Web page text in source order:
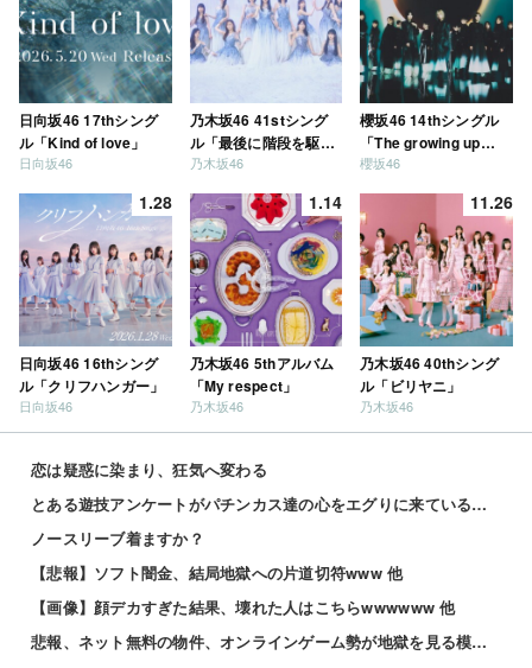
日向坂46 17thシング
ル「Kind of love」
日向坂46
乃木坂46 41stシング
ル「最後に階段を駆け
上がったのはいつ
乃木坂46
櫻坂46 14thシングル
「The growing up
train」
櫻坂46
1.28
日向坂46 16thシング
ル「クリフハンガー」
日向坂46
1.14
乃木坂46 5thアルバム
「My respect」
乃木坂46
11.26
乃木坂46 40thシング
ル「ビリヤニ」
乃木坂46
恋は疑惑に染まり、狂気へ変わる
とある遊技アンケートがパチンカス達の心をエグりに来ていると話題ｗｗｗｗｗ
ノースリーブ着ますか？
【悲報】ソフト闇金、結局地獄への片道切符www 他
【画像】顔デカすぎた結果、壊れた人はこちらwwwwww 他
悲報、ネット無料の物件、オンラインゲーム勢が地獄を見る模様wwwwww 他